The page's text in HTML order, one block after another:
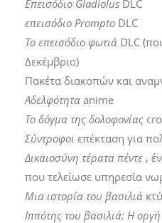
Επεισόδιο Gladiolus DLC
επεισόδιο Prompto DLC
Το επεισόδιο φωτιά DLC
Δεκέμβριο)
Πακέτα διακοπών και
Αδελφότητα anime
Το δόγμα της δολοφονίας
Σύντροφοι επέκταση για
Δικαιοσύνη τέρατα πέντε ,
που τελείωσε υπηρεσία
Μια ιστορία του βασιλιά
Ιππότης του βασιλιά: Η